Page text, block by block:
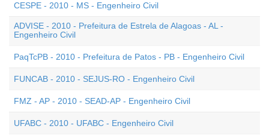
CESPE - 2010 - MS - Engenheiro Civil
ADVISE - 2010 - Prefeitura de Estrela de Alagoas - AL -
Engenheiro Civil
PaqTcPB - 2010 - Prefeitura de Patos - PB - Engenheiro Civil
FUNCAB - 2010 - SEJUS-RO - Engenheiro Civil
FMZ - AP - 2010 - SEAD-AP - Engenheiro Civil
UFABC - 2010 - UFABC - Engenheiro Civil